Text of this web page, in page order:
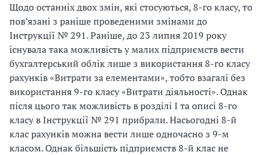
Щодо останніх двох змін, які стосуються, 8-го класу, то
пов’язані з раніше проведеними змінами до
Інструкції № 291. Раніше, до 23 липня 2019 року
існувала така можливість у малих підприємств вести
бухгалтерський облік лише з використання 8-го класу
рахунків «Витрати за елементами», тобто взагалі без
використання 9-го класу «Витрати діяльності». Однак
після цього так можливість в розділі І та описі 8-го
класу в Інструкції № 291 прибрали. Насьогодні 8-й
клас рахунків можна вести лише одночасно з 9-м
класом. Однак більшість підприємств 8-й клас не